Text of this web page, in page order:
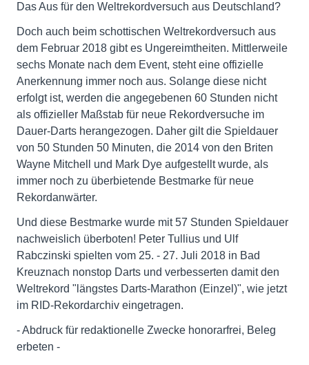
Das Aus für den Weltrekordversuch aus Deutschland?
Doch auch beim schottischen Weltrekordversuch aus
dem Februar 2018 gibt es Ungereimtheiten. Mittlerweile
sechs Monate nach dem Event, steht eine offizielle
Anerkennung immer noch aus. Solange diese nicht
erfolgt ist, werden die angegebenen 60 Stunden nicht
als offizieller Maßstab für neue Rekordversuche im
Dauer-Darts herangezogen. Daher gilt die Spieldauer
von 50 Stunden 50 Minuten, die 2014 von den Briten
Wayne Mitchell und Mark Dye aufgestellt wurde, als
immer noch zu überbietende Bestmarke für neue
Rekordanwärter.
Und diese Bestmarke wurde mit 57 Stunden Spieldauer
nachweislich überboten! Peter Tullius und Ulf
Rabczinski spielten vom 25. - 27. Juli 2018 in Bad
Kreuznach nonstop Darts und verbesserten damit den
Weltrekord "längstes Darts-Marathon (Einzel)", wie jetzt
im RID-Rekordarchiv eingetragen.
- Abdruck für redaktionelle Zwecke honorarfrei, Beleg
erbeten -